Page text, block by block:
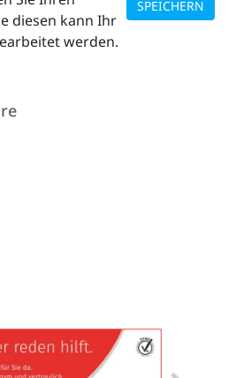
SPEICHERN
diesen kann Ihr
werden.